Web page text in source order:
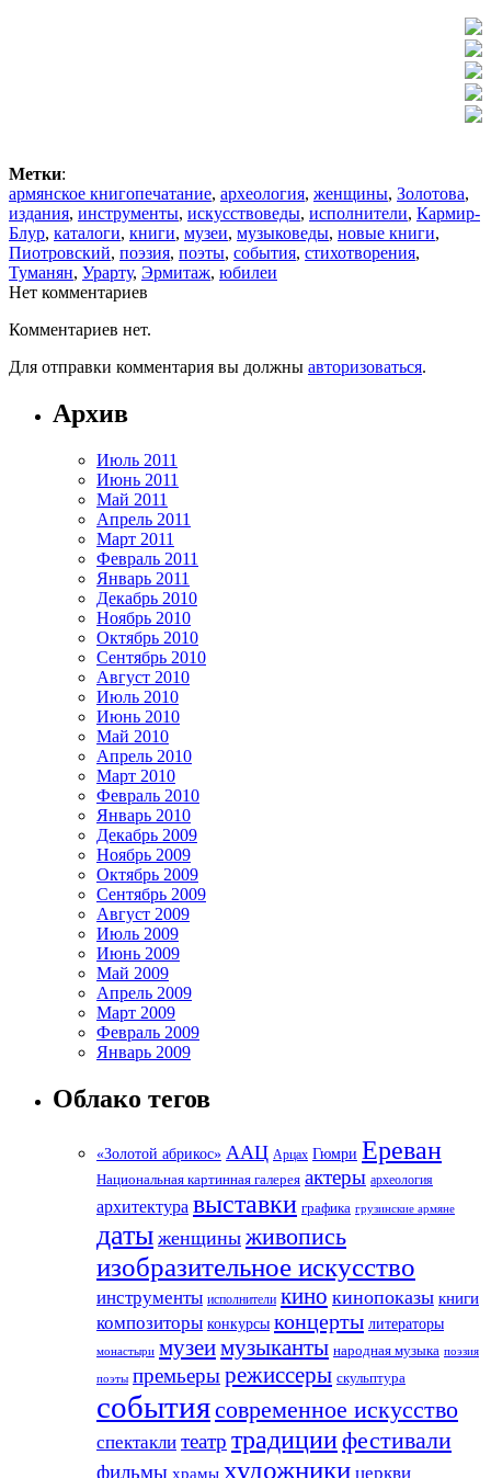
Метки:
армянское книгопечатание, археология, женщины, Золотова,
издания, инструменты, искусствоведы, исполнители, Кармир-
Блур, каталоги, книги, музеи, музыковеды, новые книги,
Пиотровский, поэзия, поэты, события, стихотворения,
Туманян, Урарту, Эрмитаж, юбилеи
Нет комментариев
Комментариев нет.
Для отправки комментария вы должны авторизоваться.
Архив
Июль 2011
Июнь 2011
Май 2011
Апрель 2011
Март 2011
Февраль 2011
Январь 2011
Декабрь 2010
Ноябрь 2010
Октябрь 2010
Сентябрь 2010
Август 2010
Июль 2010
Июнь 2010
Май 2010
Апрель 2010
Март 2010
Февраль 2010
Январь 2010
Декабрь 2009
Ноябрь 2009
Октябрь 2009
Сентябрь 2009
Август 2009
Июль 2009
Июнь 2009
Май 2009
Апрель 2009
Март 2009
Февраль 2009
Январь 2009
Облако тегов
«Золотой абрикос» ААЦ Арцах Гюмри Ереван
Национальная картинная галерея актеры археология
архитектура выставки графика грузинские армяне
даты женщины живопись
изобразительное искусство
инструменты исполнители кино кинопоказы книги
композиторы конкурсы концерты литераторы
монастыри музеимузыканты народная музыка поэзия
поэты премьерырежиссеры скульптура
событиясовременное искусство
спектакли театр традициифестивали
фильмы храмы художники церкви